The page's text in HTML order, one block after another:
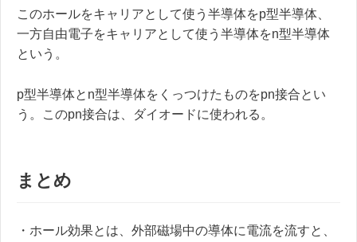
このホールをキャリアとして使う半導体をp型半導体、
一方自由電子をキャリアとして使う半導体をn型半導体
という。
p型半導体とn型半導体をくっつけたものをpn接合とい
う。このpn接合は、ダイオードに使われる。
まとめ
・ホール効果とは、外部磁場中の導体に電流を流すと、